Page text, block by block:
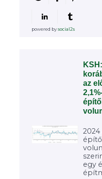
powered bysocial2s
az
2024
egy